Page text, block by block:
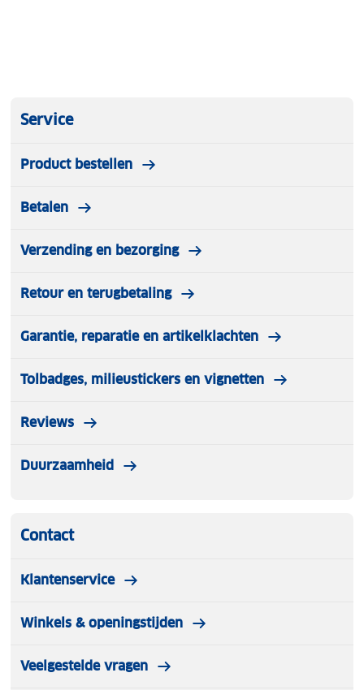
Service
Product bestellen
Betalen
Verzending en bezorging
Retour en terugbetaling
Garantie, reparatie en artikelklachten
Tolbadges, milieustickers en vignetten
Reviews
Duurzaamheid
Contact
Klantenservice
Winkels & openingstijden
Veelgestelde vragen